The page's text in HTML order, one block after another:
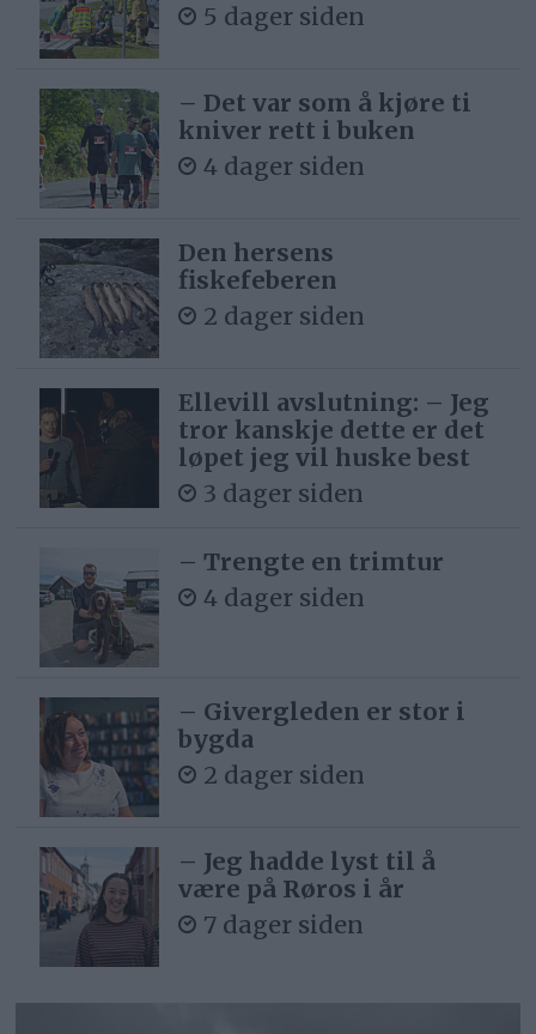
5 dager siden
– Det var som å kjøre ti
kniver rett i buken
4 dager siden
Den hersens
fiskefeberen
2 dager siden
Ellevill avslutning: – Jeg
tror kanskje dette er det
løpet jeg vil huske best
3 dager siden
– Trengte en trimtur
4 dager siden
– Givergleden er stor i
bygda
2 dager siden
– Jeg hadde lyst til å
være på Røros i år
7 dager siden